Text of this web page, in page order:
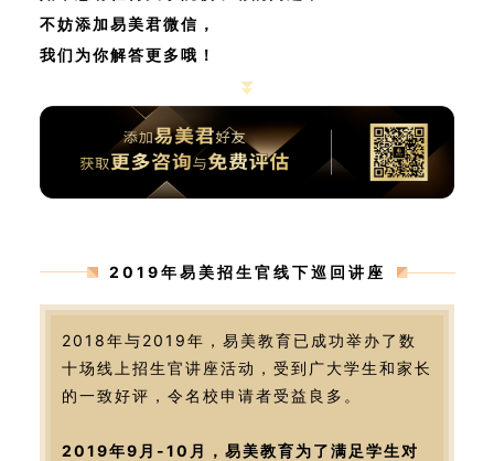
不妨添加易美君微信，
我们为你解答更多哦！
2019年易美招生官线下巡回讲座
2018年与2019年，易美教育已成功举办了数
十场线上招生官讲座活动，受到广大学生和家长
的一致好评，令名校申请者受益良多。
2019年9月-10月，易美教育为了满足学生对